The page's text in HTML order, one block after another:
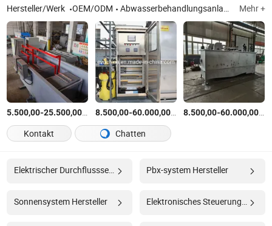
Hersteller/Werk OEM/ODM Abwasserbehandlungsanlage, Wasserreiniger, Wasserfilter, Daf, Schlammdewateringmaschine, elektrische Flotation, Wasserbehandlungsgeräte, Meerwasserentsalzung, Umkehrosmose, RO-Reiniger Mehr +
5.500,00-25.500,00$ /Satz
8.500,00-60.000,00$ /Satz
8.500,00-60.000,00$
Kontakt
Chatten
Elektrischer Durchflusssensor Hersteller Pbx-system Hersteller
Sonnensystem Hersteller